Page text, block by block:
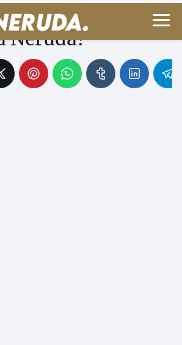
¿Quiénes
Neruda?